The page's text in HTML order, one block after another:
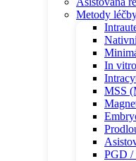
Metody
In
MSS
PGD /